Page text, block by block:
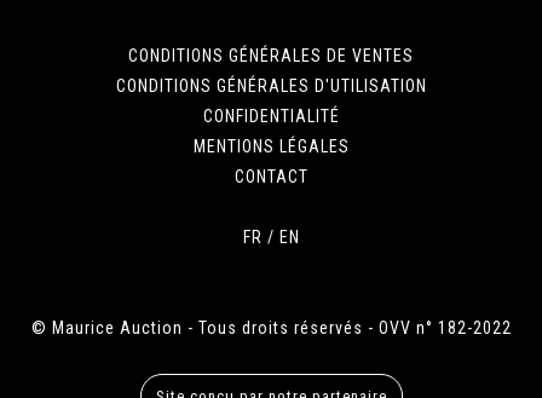
CONDITIONS GÉNÉRALES DE VENTES
CONDITIONS GÉNÉRALES D'UTILISATION
CONFIDENTIALITÉ
MENTIONS LÉGALES
CONTACT
FR / EN
© Maurice Auction - Tous droits réservés - OVV n° 182-2022